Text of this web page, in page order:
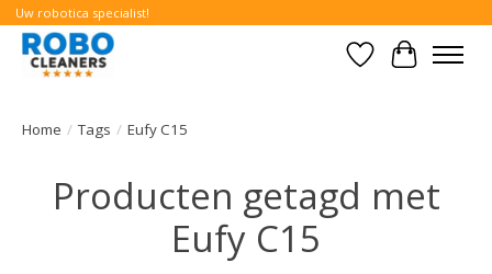
Uw robotica specialist!
Verlanglijst
Home / Tags / Eufy C15
Producten getagd met
Eufy C15